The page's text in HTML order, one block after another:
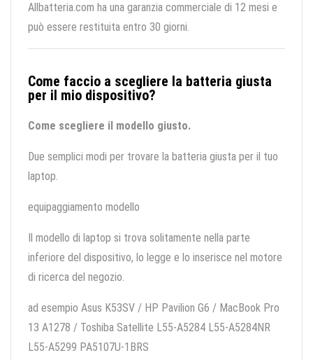
Allbatteria.com ha una garanzia commerciale di 12 mesi e
può essere restituita entro 30 giorni.
Come faccio a scegliere la batteria giusta
per il mio dispositivo?
Come scegliere il modello giusto.
Due semplici modi per trovare la batteria giusta per il tuo
laptop.
equipaggiamento modello
Il modello di laptop si trova solitamente nella parte
inferiore del dispositivo, lo legge e lo inserisce nel motore
di ricerca del negozio.
ad esempio Asus K53SV / HP Pavilion G6 / MacBook Pro
13 A1278 / Toshiba Satellite L55-A5284 L55-A5284NR
L55-A5299 PA5107U-1BRS